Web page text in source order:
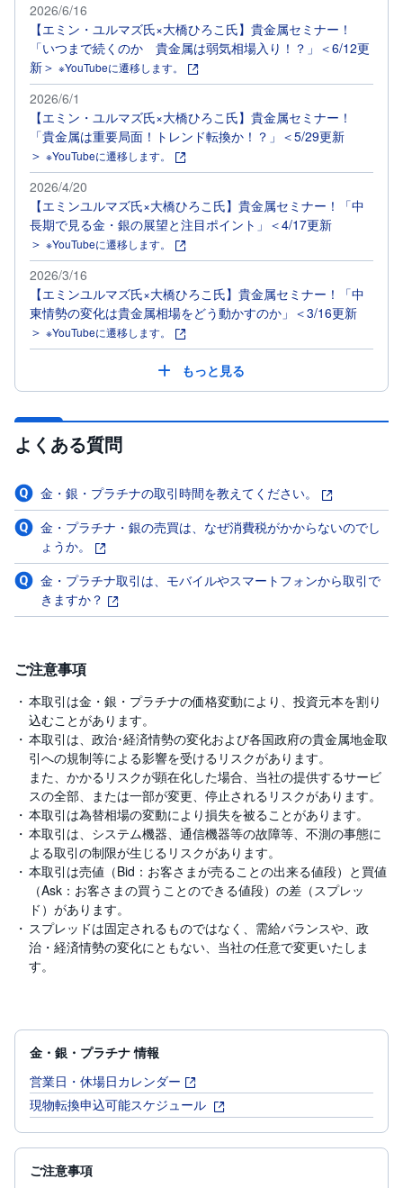
2026/6/16
【エミン・ユルマズ氏×大橋ひろこ氏】貴金属セミナー！
「いつまで続くのか 貴金属は弱気相場入り！？」＜6/12更
新＞ ※YouTubeに遷移します。
2026/6/1
【エミン・ユルマズ氏×大橋ひろこ氏】貴金属セミナー！
「貴金属は重要局面！トレンド転換か！？」＜5/29更新
＞ ※YouTubeに遷移します。
2026/4/20
【エミンユルマズ氏×大橋ひろこ氏】貴金属セミナー！「中
長期で見る金・銀の展望と注目ポイント」＜4/17更新
＞ ※YouTubeに遷移します。
2026/3/16
【エミンユルマズ氏×大橋ひろこ氏】貴金属セミナー！「中
東情勢の変化は貴金属相場をどう動かすのか」＜3/16更新
＞ ※YouTubeに遷移します。
もっと見る
よくある質問
金・銀・プラチナの取引時間を教えてください。
金・プラチナ・銀の売買は、なぜ消費税がかからないのでし
ょうか。
金・プラチナ取引は、モバイルやスマートフォンから取引で
きますか？
ご注意事項
本取引は金・銀・プラチナの価格変動により、投資元本を割り
込むことがあります。
本取引は、政治･経済情勢の変化および各国政府の貴金属地金取
引への規制等による影響を受けるリスクがあります。
また、かかるリスクが顕在化した場合、当社の提供するサービ
スの全部、または一部が変更、停止されるリスクがあります。
本取引は為替相場の変動により損失を被ることがあります。
本取引は、システム機器、通信機器等の故障等、不測の事態に
よる取引の制限が生じるリスクがあります。
本取引は売値（Bid：お客さまが売ることの出来る値段）と買値
（Ask：お客さまの買うことのできる値段）の差（スプレッ
ド）があります。
スプレッドは固定されるものではなく、需給バランスや、政
治・経済情勢の変化にともない、当社の任意で変更いたしま
す。
金・銀・プラチナ 情報
営業日・休場日カレンダー
現物転換申込可能スケジュール
ご注意事項